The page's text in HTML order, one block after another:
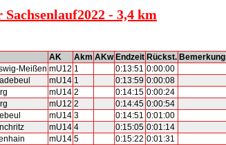
- 3,4 km
AK Akm AKw Endzeit Rückst. Bemerkung
Meißen mU12 1 0:13:51 0:00:00
mU14 1 0:13:59 0:00:08
mU14 2 0:14:15 0:00:24
mU12 2 0:14:45 0:00:54
mU14 3 0:14:51 0:01:00
mU14 4 0:15:05 0:01:14
mU14 5 0:15:22 0:01:31